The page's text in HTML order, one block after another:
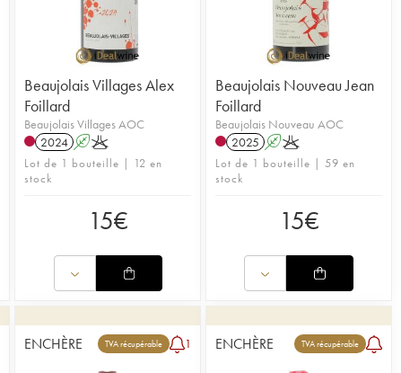
Beaujolais Villages Alex
Foillard
Beaujolais Villages AOC
2024 AK
Lot de 1 bouteille | 12 en
stock
15€
Beaujolais Nouveau Jean
Foillard
Beaujolais Nouveau AOC
2025 AK
Lot de 1 bouteille | 59 en
stock
15€
ENCHÈRE TVA récupérable 1 ENCHÈRE TVA récupérable